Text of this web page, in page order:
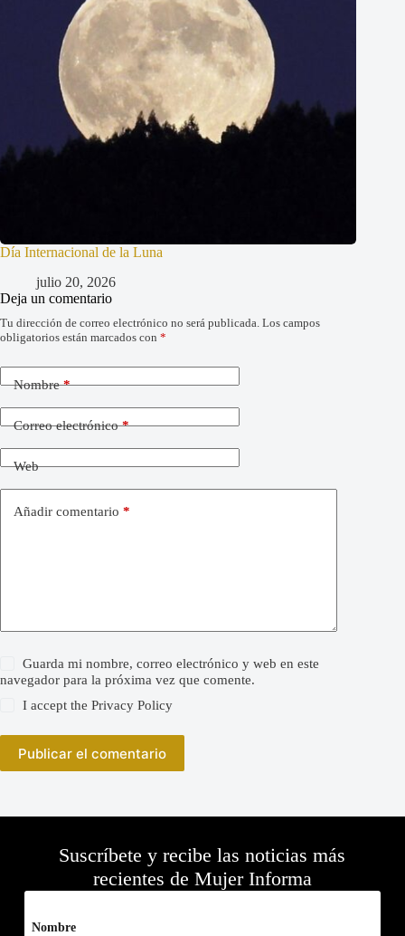
Día Internacional de la Luna
julio 20, 2026
Deja un comentario
Tu dirección de correo electrónico no será publicada. Los campos
obligatorios están marcados con *
Nombre*
Correo electrónico*
Web
Añadir comentario *
Guarda mi nombre, correo electrónico y web en este
navegador para la próxima vez que comente.
I accept thePrivacy Policy
Publicar el comentario
Suscríbete y recibe las noticias más
recientes de Mujer Informa
Nombre